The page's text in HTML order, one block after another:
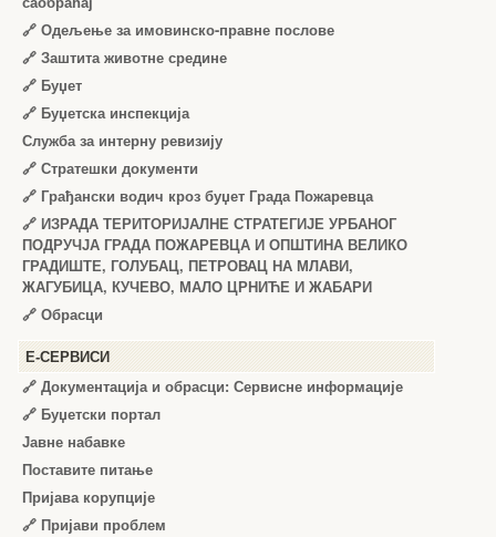
🔗 Одељење за имовинско-правне послове
🔗 Заштита животне средине
🔗 Буџет
🔗 Буџетска инспекција
Служба за интерну ревизију
🔗 Стратешки документи
🔗 Грађански водич кроз буџет Града Пожаревца
🔗 ИЗРАДА ТЕРИТОРИЈАЛНЕ СТРАТЕГИЈЕ УРБАНОГ
ПОДРУЧЈА ГРАДА ПОЖАРЕВЦА И ОПШТИНА ВЕЛИКО
ГРАДИШТЕ, ГОЛУБАЦ, ПЕТРОВАЦ НА МЛАВИ,
ЖАГУБИЦА, КУЧЕВО, МАЛО ЦРНИЋЕ И ЖАБАРИ
🔗 Обрасци
Е-СЕРВИСИ
🔗 Документација и обрасци: Сервисне информације
🔗 Буџетски портал
Јавне набавке
Поставите питање
Пријава корупције
🔗 Пријави проблем